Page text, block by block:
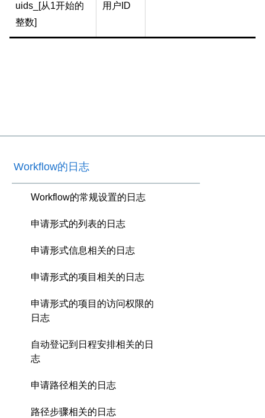
uids_[从1开始的
整数]
用户ID
Workflow的日志
Workflow的常规设置的日志
申请形式的列表的日志
申请形式信息相关的日志
申请形式的项目相关的日志
申请形式的项目的访问权限的
日志
自动登记到日程安排相关的日
志
申请路径相关的日志
路径步骤相关的日志